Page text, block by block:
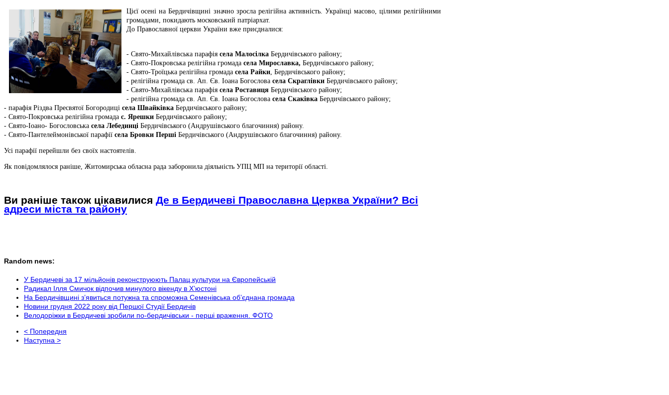
Цієї осені на Бердичівщині значно зросла релігійна активність. Українці масово, цілими релігійними
громадами, покидають московський патріархат.
До Православної церкви України вже приєдналися:
- Свято-Михайлівська парафія села Малосілка Бердичівського району;
- Свято-Покровська релігійна громада села Мирославка, Бердичівського району;
- Свято-Троїцька релігійна громада села Райки , Бердичівського району;
- релігійна громада св. Ап. Єв. Іоана Богослова села Скраглівки Бердичівського району;
- Свято-Михайлівська парафія села Роставиця Бердичівського району;
- релігійна громада св. Ап. Єв. Іоана Богослова села Скаківка Бердичівського району;
- парафія Різдва Пресвятої Богородиці села Швайківка Бердичівського району;
- Свято-Покровська релігійна громада с. Ярешки Бердичівського району;
- Свято-Іоано- Богословська села Лебединці Бердичівського (Андрушівського благочиння) району.
- Свято-Пантелеймонівської парафії села Бровки Перші Бердичівського (Андрушівського благочиння) району.
Усі парафії перейшли без своїх настоятелів.
Як повідомлялося раніше, Житомирська обласна рада заборонила діяльність УПЦ МП на території області.
Ви раніше також цікавилися Де в Бердичеві Православна Церква України? Всі
адреси міста та району
Random news:
У Бердичеві за 17 мільйонів реконструюють Палац культури на Європейській
Радикал Ілля Смичок відпочив минулого вікенду в Х’юстоні
На Бердичівщині з’явиться потужна та спроможна Семенівська об’єднана громада
Новини грудня 2022 року від Першої Студії Бердичів
Велодоріжки в Бердичеві зробили по-бердичівськи - перші враження. ФОТО
< Попередня
Наступна >